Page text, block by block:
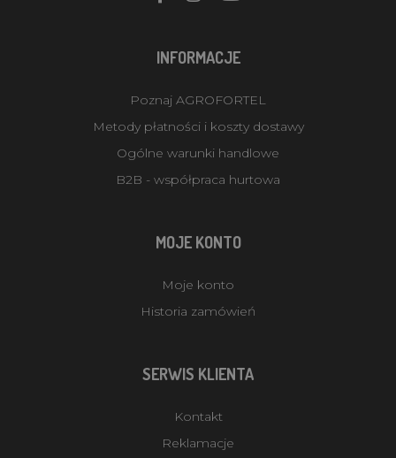
INFORMACJE
Poznaj AGROFORTEL
Metody płatności i koszty dostawy
Ogólne warunki handlowe
B2B - współpraca hurtowa
MOJE KONTO
Moje konto
Historia zamówień
SERWIS KLIENTA
Kontakt
Reklamacje